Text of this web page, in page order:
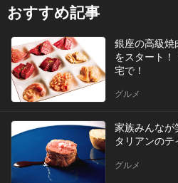
おすすめ記事
銀座の高級焼
をスタート
宅で！
グルメ
家族みんなが
タリアンのテ
グルメ